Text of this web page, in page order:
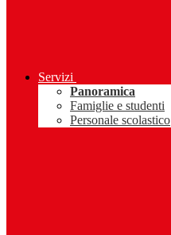
Servizi
Panoramica
Famiglie e studenti
Personale scolastico